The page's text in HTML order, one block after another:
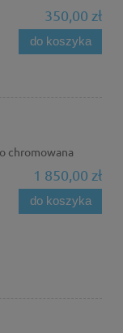
350,00 zł
do koszyka
chromowana
1 850,00 zł
do koszyka